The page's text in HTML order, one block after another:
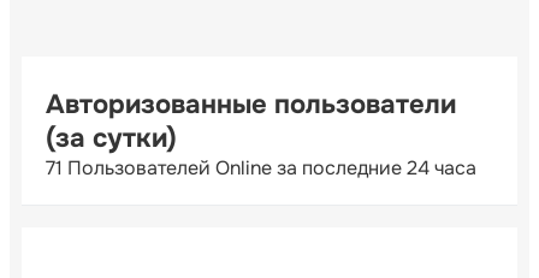
Авторизованные пользователи
(за сутки)
71 Пользователей Online за последние 24 часа